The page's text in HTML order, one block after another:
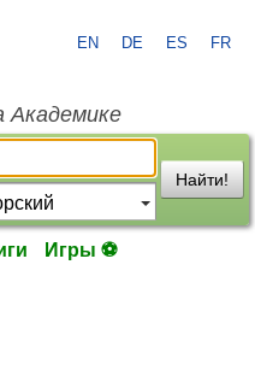
EN DE ES FR
Академике
Найти!
Игры ⚽